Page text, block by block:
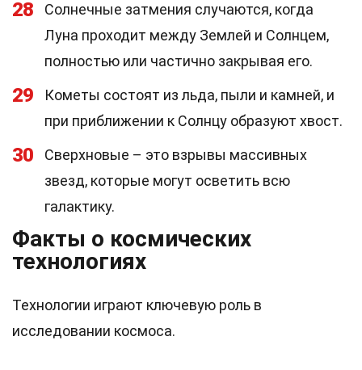
28
Солнечные затмения случаются, когда
Луна проходит между Землей и Солнцем,
полностью или частично закрывая его.
29
Кометы состоят из льда, пыли и камней, и
при приближении к Солнцу образуют хвост.
30
Сверхновые – это взрывы массивных
звезд, которые могут осветить всю
галактику.
Факты о космических
технологиях
Технологии играют ключевую роль в
исследовании космоса.